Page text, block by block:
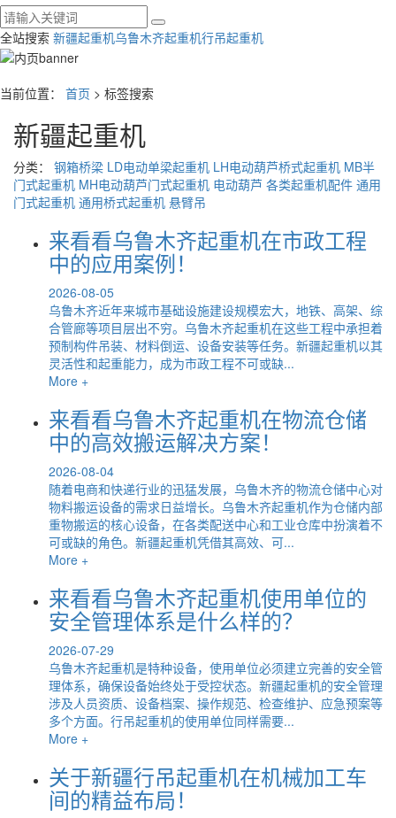
全站搜索 新疆起重机乌鲁木齐起重机行吊起重机
当前位置： 首页 > 标签搜索
新疆起重机
分类： 钢箱桥梁 LD电动单梁起重机 LH电动葫芦桥式起重机 MB半
门式起重机 MH电动葫芦门式起重机 电动葫芦 各类起重机配件 通用
门式起重机 通用桥式起重机 悬臂吊
来看看乌鲁木齐起重机在市政工程
中的应用案例！
2026-08-05
乌鲁木齐近年来城市基础设施建设规模宏大，地铁、高架、综
合管廊等项目层出不穷。乌鲁木齐起重机在这些工程中承担着
预制构件吊装、材料倒运、设备安装等任务。新疆起重机以其
灵活性和起重能力，成为市政工程不可或缺...
More +
来看看乌鲁木齐起重机在物流仓储
中的高效搬运解决方案！
2026-08-04
随着电商和快递行业的迅猛发展，乌鲁木齐的物流仓储中心对
物料搬运设备的需求日益增长。乌鲁木齐起重机作为仓储内部
重物搬运的核心设备，在各类配送中心和工业仓库中扮演着不
可或缺的角色。新疆起重机凭借其高效、可...
More +
来看看乌鲁木齐起重机使用单位的
安全管理体系是什么样的？
2026-07-29
乌鲁木齐起重机是特种设备，使用单位必须建立完善的安全管
理体系，确保设备始终处于受控状态。新疆起重机的安全管理
涉及人员资质、设备档案、操作规范、检查维护、应急预案等
多个方面。行吊起重机的使用单位同样需要...
More +
关于新疆行吊起重机在机械加工车
间的精益布局！